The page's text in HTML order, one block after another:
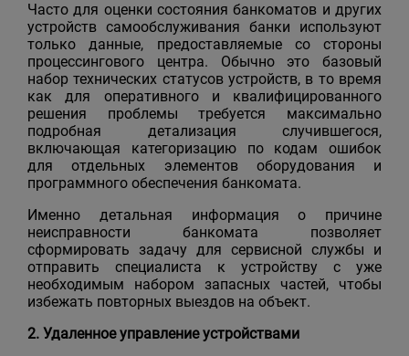
Часто для оценки состояния банкоматов и других
устройств самообслуживания банки используют
только данные, предоставляемые со стороны
процессингового центра. Обычно это базовый
набор технических статусов устройств, в то время
как для оперативного и квалифицированного
решения проблемы требуется максимально
подробная детализация случившегося,
включающая категоризацию по кодам ошибок
для отдельных элементов оборудования и
программного обеспечения банкомата.
Именно детальная информация о причине
неисправности банкомата позволяет
сформировать задачу для сервисной службы и
отправить специалиста к устройству с уже
необходимым набором запасных частей, чтобы
избежать повторных выездов на объект.
2. Удаленное управление устройствами